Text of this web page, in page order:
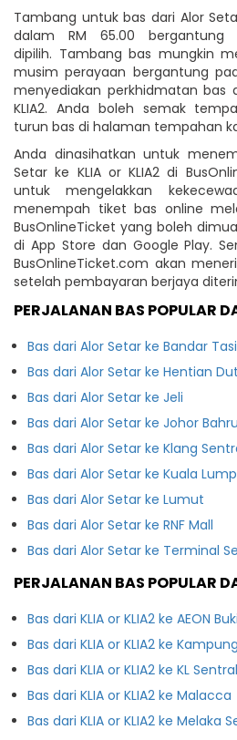
Tambang untuk bas dari Alor
dalam RM 65.00
dipilih. Tambang bas mungkin
musim perayaan bergantung
menyediakan perkhidmatan bas
KLIA2. Anda boleh semak
turun bas di halaman tempahan
Anda dinasihatkan untuk
Setar ke KLIA or KLIA2 di
untuk mengelakkan
menempah tiket bas online
BusOnlineTicket yang boleh
di App Store dan Google Play.
BusOnlineTicket.com akan
setelah pembayaran berjaya
PERJALANAN BAS POPULAR
Bas dari Alor Setar ke Bandar
Bas dari Alor Setar ke Hentian
Bas dari Alor Setar ke Jeli
Bas dari Alor Setar ke Johor Bahru
Bas dari Alor Setar ke Klang
Bas dari Alor Setar ke Kuala
Bas dari Alor Setar ke Lumut
Bas dari Alor Setar ke RNF Mall
Bas dari Alor Setar ke Terminal
PERJALANAN BAS POPULAR
Bas dari KLIA or KLIA2 ke AEON
Bas dari KLIA or KLIA2 ke
Bas dari KLIA or KLIA2 ke KL Sentral
Bas dari KLIA or KLIA2 ke Malacca
Bas dari KLIA or KLIA2 ke Melaka